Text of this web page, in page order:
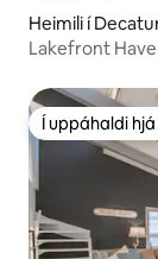
Heimili í
Lakefront
Í uppáhaldi
Í uppáhaldi